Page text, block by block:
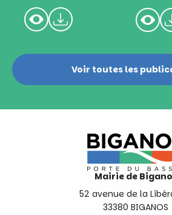
Voir toutes les
Mairie de
52 avenue de la
33380 BIGANOS